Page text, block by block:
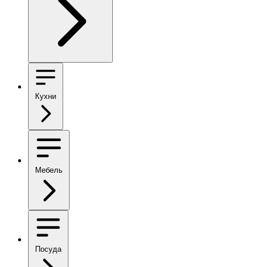
Кухни
Мебель
Посуда